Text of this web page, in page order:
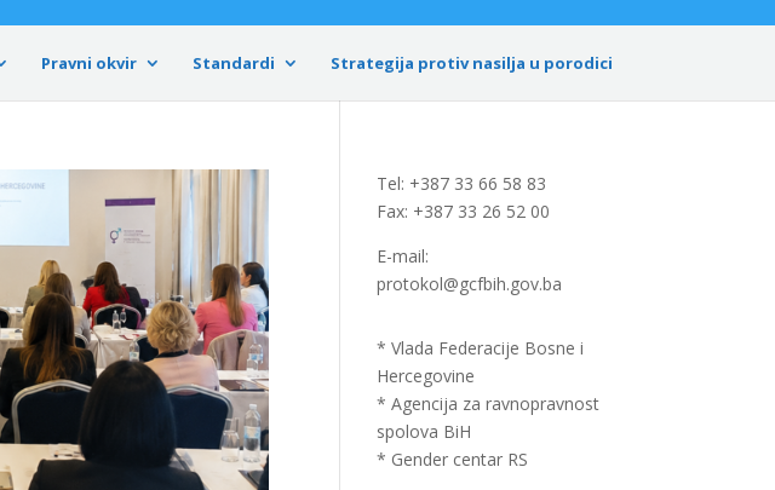
Pravni okvir Standardi Strategija protiv nasilja u porodici
Tel: +387 33 66 58 83
Fax: +387 33 26 52 00
E-mail:
protokol@gcfbih.gov.ba
* Vlada Federacije Bosne i
Hercegovine
* Agencija za ravnopravnost
spolova BiH
* Gender centar RS